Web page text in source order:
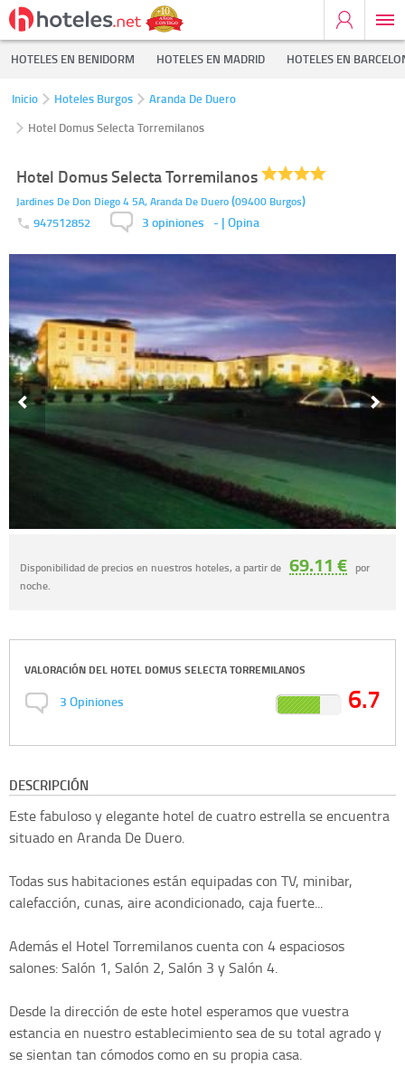
HOTELES EN BENIDORM HOTELES EN MADRID HOTELES EN
Inicio Hoteles Burgos
Aranda De Duero
Hotel Domus Selecta Torremilanos
Hotel Domus Selecta Torremilanos
Jardines De Don Diego 4 5A,Aranda De Duero(09400 Burgos)
947512852 3 opiniones - | Opina
Disponibilidad de precios en nuestros hoteles, a partir de 69.11 € por
noche.
VALORACIÓN DEL HOTEL DOMUS SELECTA TORREMILANOS
3Opiniones 6.7
DESCRIPCIÓN
Este fabuloso y elegante hotel de cuatro estrella se encuentra
situado en Aranda De Duero.
Todas sus habitaciones están equipadas con TV, minibar,
calefacción, cunas, aire acondicionado, caja fuerte...
Además el Hotel Torremilanos cuenta con 4 espaciosos
salones: Salón 1, Salón 2, Salón 3 y Salón 4.
Desde la dirección de este hotel esperamos que vuestra
estancia en nuestro establecimiento sea de su total agrado y
se sientan tan cómodos como en su propia casa.